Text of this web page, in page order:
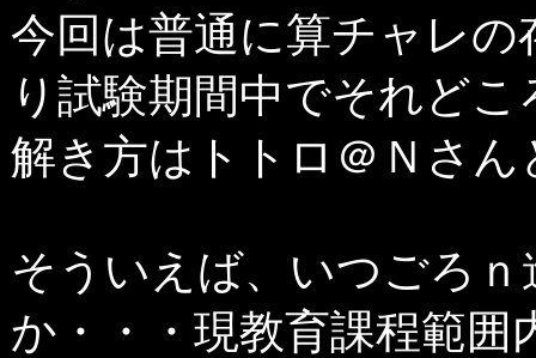
今回は普通に算チャレ
り試験期間中でそれど
解き方はトトロ＠Ｎさん
そういえば、いつごろ
か・・・現教育課程範